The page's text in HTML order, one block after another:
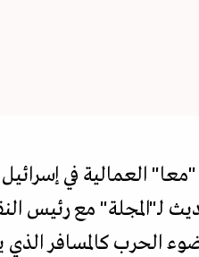
العمالية في
لـ"المجلة" مع رئيس
الحرب كالمسافر